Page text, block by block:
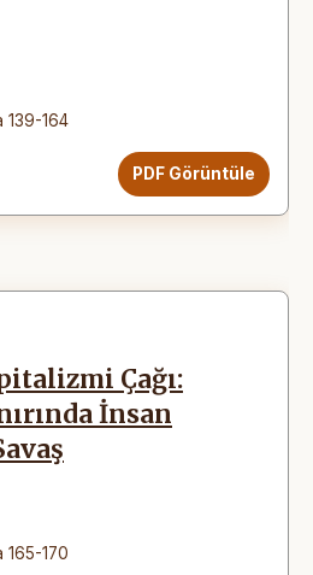
139-164
PDF Görüntüle
Çağı:
İnsan
165-170